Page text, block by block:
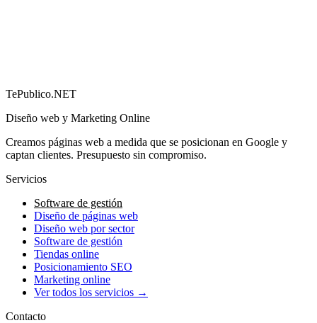
→
TePublico.NET
Diseño web y Marketing Online
Creamos páginas web a medida que se posicionan en Google y
captan clientes. Presupuesto sin compromiso.
Servicios
Software de gestión
Diseño de páginas web
Diseño web por sector
Software de gestión
Tiendas online
Posicionamiento SEO
Marketing online
Ver todos los servicios →
Contacto